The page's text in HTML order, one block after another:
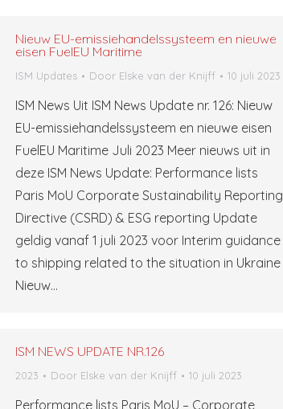
Nieuw EU-emissiehandelssysteem en nieuwe
eisen FuelEU Maritime
ISM Updates Door Elske van der Knijff 10 juli 2023
ISM News Uit ISM News Update nr. 126: Nieuw
EU-emissiehandelssysteem en nieuwe eisen
FuelEU Maritime Juli 2023 Meer nieuws uit in
deze ISM News Update: Performance lists
Paris MoU Corporate Sustainability Reporting
Directive (CSRD) & ESG reporting Update
geldig vanaf 1 juli 2023 voor Interim guidance
to shipping related to the situation in Ukraine
Nieuw…
ISM NEWS UPDATE NR.126
2023 Door Elske van der Knijff 10 juli 2023
Performance lists Paris MoU – Corporate